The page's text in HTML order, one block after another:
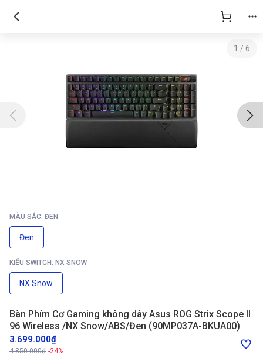
1 / 6
MÀU SẮC: ĐEN
Đen
KIỂU SWITCH: NX SNOW
NX Snow
Bàn Phím Cơ Gaming không dây Asus ROG Strix Scope II
96 Wireless /NX Snow/ABS/Đen (90MP037A-BKUA00)
3.699.000₫
4.850.000₫ -24%